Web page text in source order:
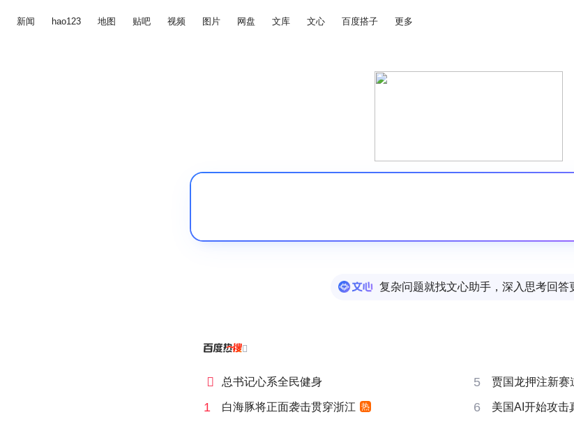
新闻 hao123 地图 贴吧 视频 图片 网盘 文库 文心 百度搭子 更多
复杂问题就找文心助手，深入思考回答

 总书记心系全民健身 5 贾国龙押注新赛
1 白海豚将正面袭击贯穿浙江 热 6 美国AI开始攻击